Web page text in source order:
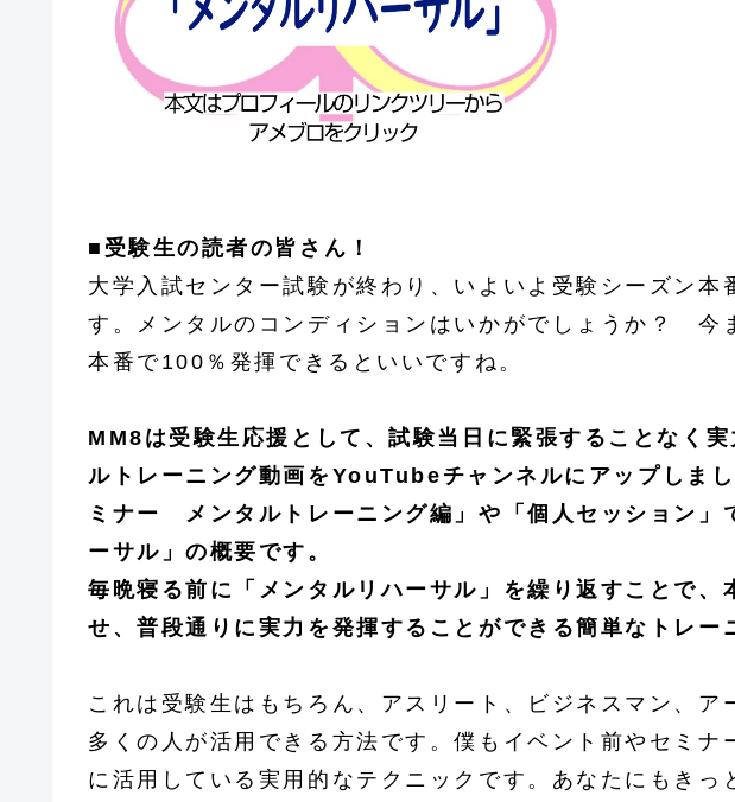
■受験生の読者の皆さん！
大学入試センター試験が終わり、いよいよ受験シーズン本
す。メンタルのコンディションはいかがでしょうか？ 今
本番で100％発揮できるといいですね。
MM8は受験生応援として、試験当日に緊張することなく
ルトレーニング動画をYouTubeチャンネルにアップしま
ミナー メンタルトレーニング編」や「個人セッション」
ーサル」の概要です。
毎晩寝る前に「メンタルリハーサル」を繰り返すことで、
せ、普段通りに実力を発揮することができる簡単なトレー
これは受験生はもちろん、アスリート、ビジネスマン、ア
多くの人が活用できる方法です。僕もイベント前やセミナ
に活用している実用的なテクニックです。あなたにもきっ